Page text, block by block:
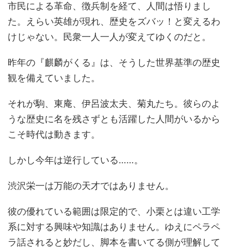
市民による革命、徴兵制を経て、人間は悟りまし
た。えらい英雄が現れ、歴史をズバッ！と変えるわ
けじゃない。民衆一人一人が変えてゆくのだと。
昨年の『麒麟がくる』は、そうした世界基準の歴史
観を備えていました。
それが駒、東庵、伊呂波太夫、菊丸たち。彼らのよ
うな歴史に名を残さずとも活躍した人間がいるから
こそ時代は動きます。
しかし今年は逆行している……。
渋沢栄一は万能の天才ではありません。
彼の優れている範囲は限定的で、小栗とは違い工学
系に対する興味や知識はありません。ゆえにペラペ
ラ話されると妙だし、脚本を書いてる側が理解して